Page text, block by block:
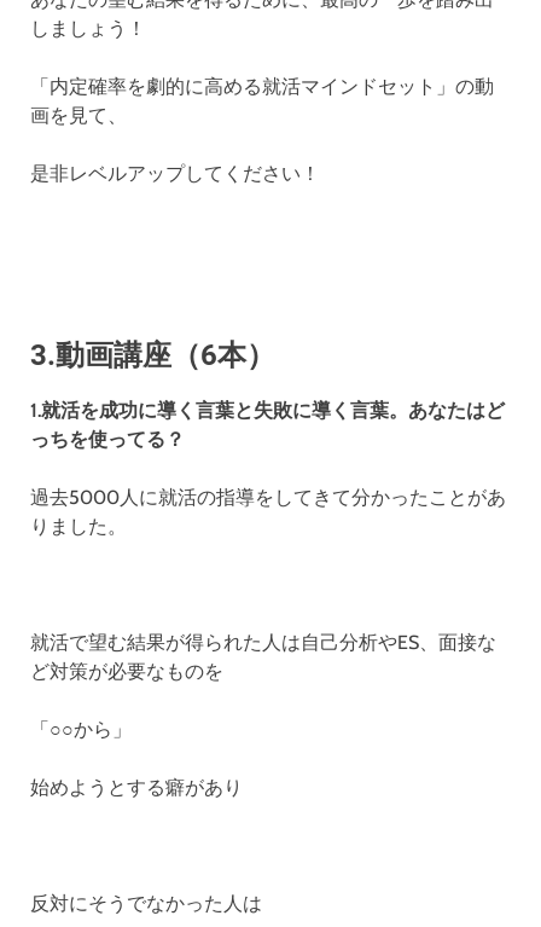
しましょう！
「内定確率を劇的に高める就活マインドセット」の動
画を見て、
是非レベルアップしてください！
3.動画講座（6本）
1.就活を成功に導く言葉と失敗に導く言葉。あなたはど
っちを使ってる？
過去5000人に就活の指導をしてきて分かったことがあ
りました。
就活で望む結果が得られた人は自己分析やES、面接な
ど対策が必要なものを
「○○から」
始めようとする癖があり
反対にそうでなかった人は